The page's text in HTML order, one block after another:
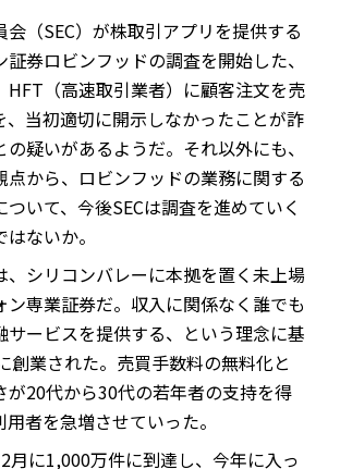
JP EN
（SEC）が株取引アプリを提供する
券ロビンフッドの調査を開始した、
HFT（高速取引業者）に顧客注文を売
、当初適切に開示しなかったことが詐
疑いがあるようだ。それ以外にも、
点から、ロビンフッドの業務に関する
いて、今後SECは調査を進めていく
ないか。
、シリコンバレーに本拠を置く未上場
ン専業証券だ。収入に関係なく誰でも
サービスを提供する、という理念に基
創業された。売買手数料の無料化と
が20代から30代の若年者の支持を得
者を急増させていった。
月に1,000万件に到達し、今年に入っ